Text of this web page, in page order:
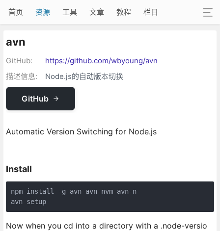
首页 资源 工具 文章 教程 栏目
avn
GitHub:
https://github.com/wbyoung/avn
描述信息:
Node.js的自动版本切换
GitHub
Automatic Version Switching for Node.js
Install
npm install -g avn avn-nvm avn-n
avn setup
Now when you cd into a directory with a .node-versio